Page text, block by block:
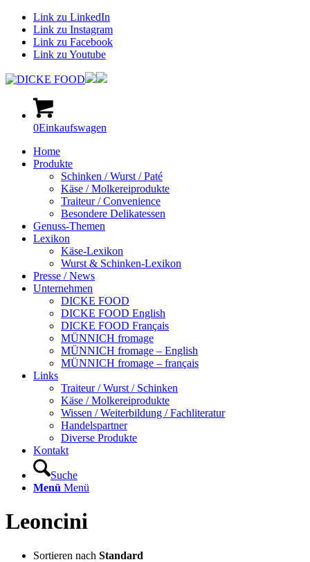
Link zu LinkedIn
Link zu Instagram
Link zu Facebook
Link zu Youtube
0Einkaufswagen
Home
Produkte
Schinken / Wurst / Paté
Käse / Molkereiprodukte
Traiteur / Convenience
Besondere Delikatessen
Genuss-Themen
Lexikon
Käse-Lexikon
Wurst & Schinken-Lexikon
Presse / News
Unternehmen
DICKE FOOD
DICKE FOOD English
DICKE FOOD Français
MÜNNICH fromage
MÜNNICH fromage – English
MÜNNICH fromage – français
Links
Traiteur / Wurst / Schinken
Käse / Molkereiprodukte
Wissen / Weiterbildung / Fachliteratur
Handelspartner
Diverse Produkte
Kontakt
Suche
Menü Menü
Leoncini
Sortieren nach Standard